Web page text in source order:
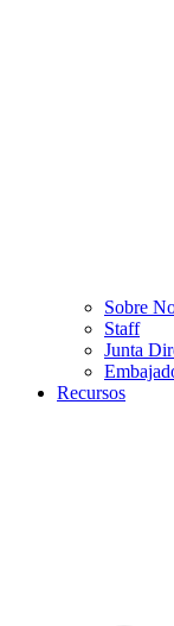
Sobre
Staff
Junta
Recursos